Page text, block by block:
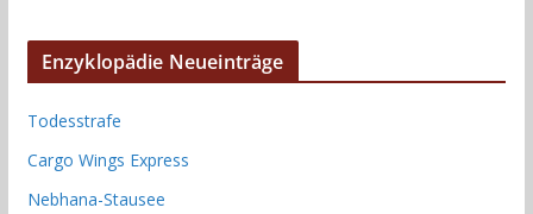
Enzyklopädie Neueinträge
Todesstrafe
Cargo Wings Express
Nebhana-Stausee